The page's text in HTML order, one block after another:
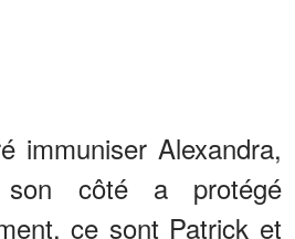
immuniser Alexandra,
son côté a protégé
ce sont Patrick et